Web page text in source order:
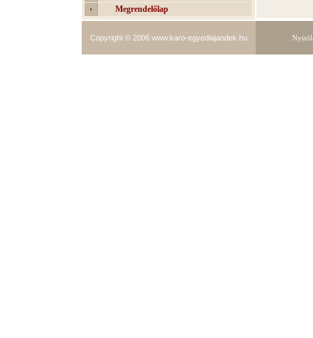
Megrendelőlap
Copyright © 2006 www.karo-egyediajandek.hu